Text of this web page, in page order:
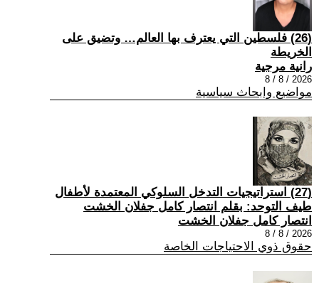
(26) فلسطين التي يعترف بها العالم… وتضيق على
الخريطة
رانية مرجية
2026 / 8 / 8
مواضيع وابحاث سياسية
(27) استراتيجيات التدخل السلوكي المعتمدة لأطفال
طيف التوحد: بقلم انتصار كامل جفلان الخشت
انتصار كامل جفلان الخشت
2026 / 8 / 8
حقوق ذوي الاحتياجات الخاصة